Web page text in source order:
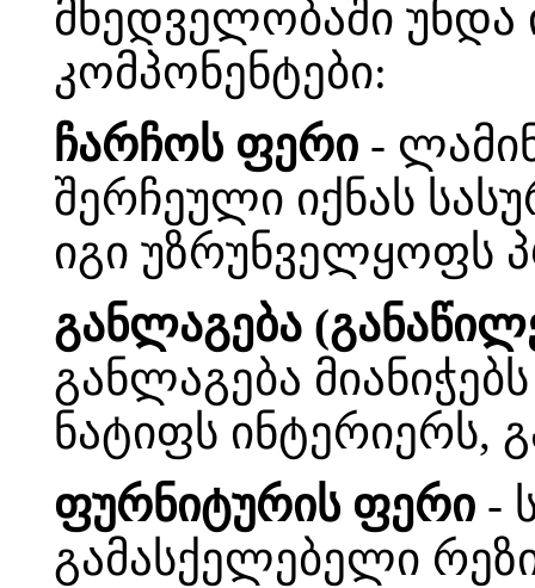
მხედველობაში უნდა
კომპონენტები:
ჩარჩოს ფერი -
შერჩეული იქნას
იგი უზრუნველყოფს
განლაგება
განლაგება
ნატიფს ინტერიერს,
ფურნიტურის ფერი -
გამასქელებელი